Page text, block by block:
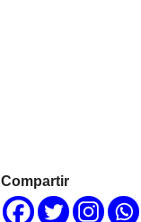
Compartir